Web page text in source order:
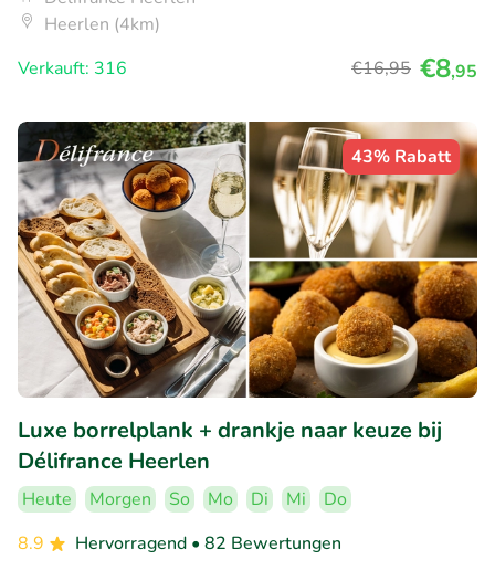
Heerlen (4km)
Verkauft: 316
€16,95 €8,95
43% Rabatt
Luxe borrelplank + drankje naar keuze bij
Délifrance Heerlen
Heute Morgen So Mo Di Mi
Do
8.9
Hervorragend • 82 Bewertungen